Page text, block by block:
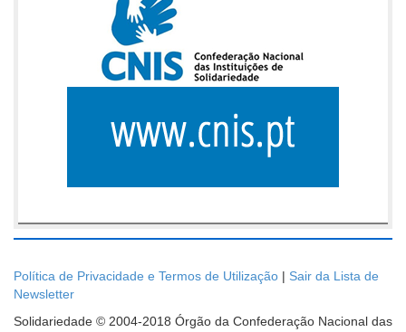
Política de Privacidade e Termos de Utilização | Sair da Lista de
Newsletter
Solidariedade © 2004-2018 Órgão da Confederação Nacional das